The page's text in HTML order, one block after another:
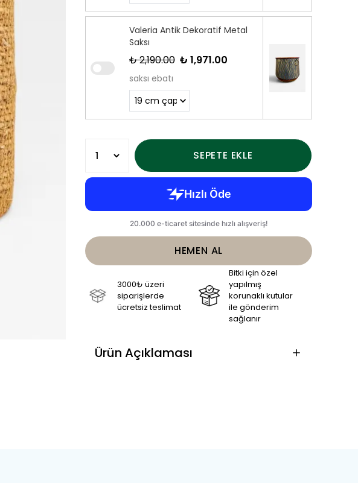
Valeria Antik Dekoratif Metal
Saksı
₺ 2,190.00 ₺ 1,971.00
saksı ebatı
SEPETE EKLE
HEMEN AL
3000₺ üzeri
siparişlerde
ücretsiz teslimat
Bitki için özel
yapılmış
korunaklı kutular
ile gönderim
sağlanır
Ürün Açıklaması